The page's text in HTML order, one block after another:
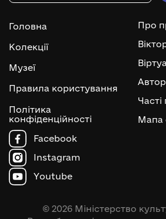
Головна
Колекції
Музеї
Правила користування
Політика
конфіденційності
Про
Мапа
Facebook
Instagram
Youtube
© 2026 Міністерство